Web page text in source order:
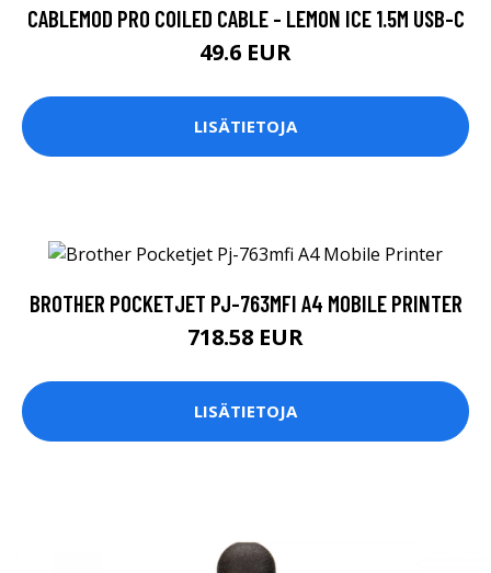
CABLEMOD PRO COILED CABLE - LEMON ICE 1.5M USB-C
49.6 EUR
LISÄTIETOJA
BROTHER POCKETJET PJ-763MFI A4 MOBILE PRINTER
718.58 EUR
LISÄTIETOJA